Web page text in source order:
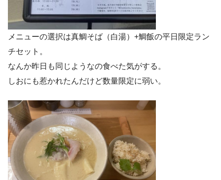
メニューの選択は真鯛そば（白湯）+鯛飯の平日限定ラン
チセット。
なんか昨日も同じようなの食べた気がする。
しおにも惹かれたんだけど数量限定に弱い。